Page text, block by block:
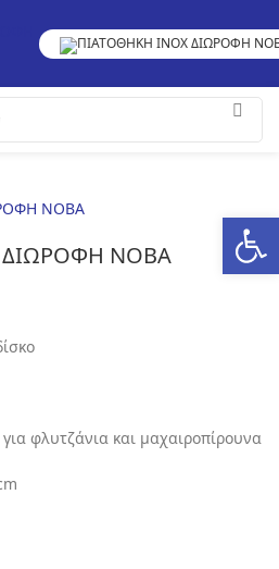
ΔΙΩΡΟΦΗ ΝΟΒΑ
για φλυτζάνια και μαχαιροπίρουνα